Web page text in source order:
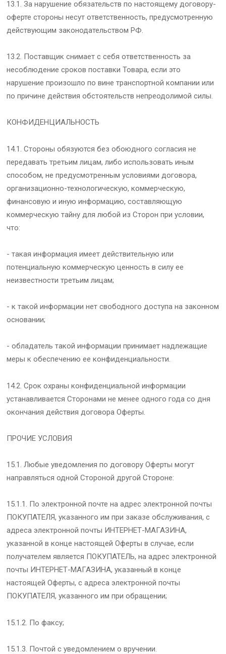
13.1. За нарушение обязательств по настоящему договору-
оферте стороны несут ответственность, предусмотренную
действующим законодательством РФ.
13.2. Поставщик снимает с себя ответственность за
несоблюдение сроков поставки Товара, если это
нарушение произошло по вине транспортной компании или
по причине действия обстоятельств непреодолимой силы.
КОНФИДЕНЦИАЛЬНОСТЬ
14.1. Стороны обязуются без обоюдного согласия не
передавать третьим лицам, либо использовать иным
способом, не предусмотренным условиями договора,
организационно-технологическую, коммерческую,
финансовую и иную информацию, составляющую
коммерческую тайну для любой из Сторон при условии,
что:
- такая информация имеет действительную или
потенциальную коммерческую ценность в силу ее
неизвестности третьим лицам;
- к такой информации нет свободного доступа на законном
основании;
- обладатель такой информации принимает надлежащие
меры к обеспечению ее конфиденциальности.
14.2. Срок охраны конфиденциальной информации
устанавливается Сторонами не менее одного года со дня
окончания действия договора Оферты.
ПРОЧИЕ УСЛОВИЯ
15.1. Любые уведомления по договору Оферты могут
направляться одной Стороной другой Стороне:
15.1.1. По электронной почте на адрес электронной почты
ПОКУПАТЕЛЯ, указанного им при заказе обслуживания, с
адреса электронной почты ИНТЕРНЕТ-МАГАЗИНА,
указанной в конце настоящей Оферты в случае, если
получателем является ПОКУПАТЕЛЬ, на адрес электронной
почты ИНТЕРНЕТ-МАГАЗИНА, указанный в конце
настоящей Оферты, с адреса электронной почты
ПОКУПАТЕЛЯ, указанного им при обращении;
15.1.2. По факсу;
15.1.3. Почтой с уведомлением о вручении.